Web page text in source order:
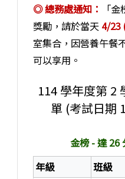
◎ 總務處通知：
「
獎勵，請於當天 4/23
室集合，因營養午餐
可以享用。
114 學年度第 2
單 (考試日期
本段內容包含三份
金榜 - 達 26
年級
班級